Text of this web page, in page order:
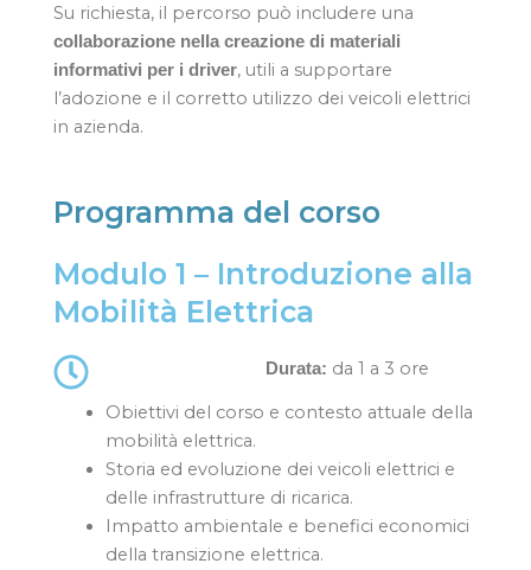
Su richiesta, il percorso può includere una
collaborazione nella creazione di materiali
informativi per i driver, utili a supportare
l’adozione e il corretto utilizzo dei veicoli elettrici
in azienda.
Programma del corso
Modulo 1 – Introduzione alla
Mobilità Elettrica
Durata: da 1 a 3 ore
Obiettivi del corso e contesto attuale della
mobilità elettrica.
Storia ed evoluzione dei veicoli elettrici e
delle infrastrutture di ricarica.
Impatto ambientale e benefici economici
della transizione elettrica.